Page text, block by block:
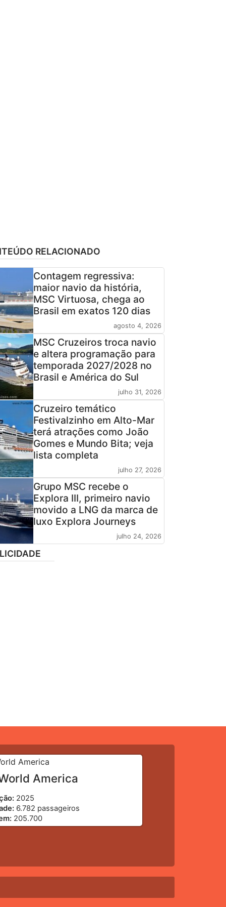
RELACIONADO
Contagem regressiva:
maior navio da história,
MSC Virtuosa, chega ao
Brasil em exatos 120 dias
agosto 4, 2026
MSC Cruzeiros troca navio
e altera programação para
temporada 2027/2028 no
Brasil e América do Sul
julho 31, 2026
Cruzeiro temático
Festivalzinho em Alto-Mar
terá atrações como João
Gomes e Mundo Bita; veja
lista completa
julho 27, 2026
Grupo MSC recebe o
Explora III, primeiro navio
movido a LNG da marca de
luxo Explora Journeys
julho 24, 2026
America
2025
6.782 passageiros
205.700